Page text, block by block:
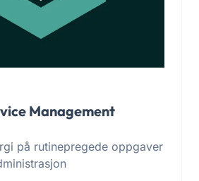
Management
på rutinepregede oppgaver